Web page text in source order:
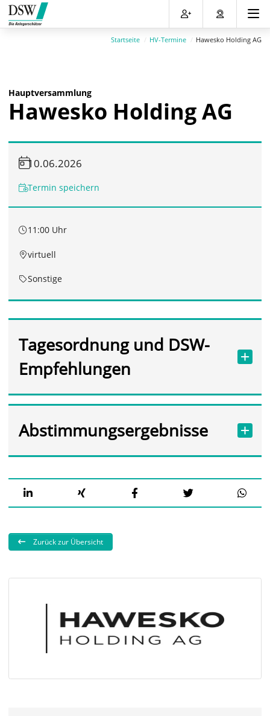
Direkt
zum
Inhalt
Direkt
zum
Hauptmenu
Direkt
zur
Suche
Direkt
zum
Footer
Startseite HV-Termine Hawesko Holding AG
Hauptversammlung
Hawesko Holding AG
10.06.2026
Termin speichern
11:00 Uhr
virtuell
Sonstige
Tagesordnung und DSW-
Empfehlungen
Abstimmungsergebnisse
Zurück zur Übersicht